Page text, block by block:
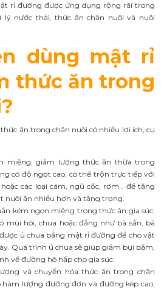
rỉ đường được ứng dụng rộng rãi trong
lý nước thải, thức ăn chăn nuôi và nuôi
dùng mật rỉ
thức ăn trong
ăn trong chăn nuôi có nhiều lợi ích, cụ
miệng, giảm lượng thức ăn thừa trong
có độ ngọt cao, có thể trộn trực tiếp với
các loại cám, ngũ cốc, rơm… để tăng
nuôi ăn nhiều hơn và tăng trọng.
kém ngon miệng trong thức ăn gia súc.
mùi hôi, chua hoặc đắng như bã sắn, bã
ủ chua bằng mật rỉ đường để cho vật
Quá trình ủ chua sẽ giúp giảm bụi bặm,
về đường hô hấp cho gia súc.
và chuyển hóa thức ăn trong chăn
lượng đường đơn và đường kép cao,